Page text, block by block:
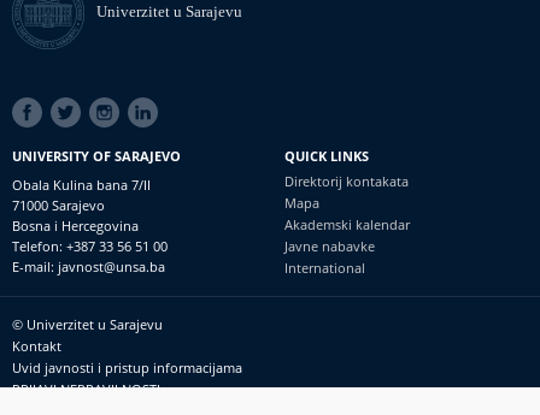
Univerzitet u Sarajevu
SOCIAL
LINKS
UNIVERSITY OF SARAJEVO
Obala Kulina bana 7/II
71000 Sarajevo
Bosna i Hercegovina
Telefon: +387 33 56 51 00
E-mail: javnost@unsa.ba
QUICK LINKS
Direktorij kontakata
Mapa
Akademski kalendar
Javne nabavke
International
Footer
meni
© Univerzitet u Sarajevu
Kontakt
Uvid javnosti i pristup informacijama
PRIJAVI NEPRAVILNOSTI